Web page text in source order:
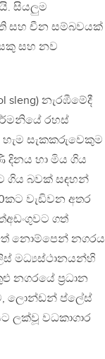
සියලුම
සහ චීන සම්බවයක්
සහ නව
නැරඹීමේදී
රහස්
සැකකරුවෙකුම
හා මිය ගිය
ගිය බවක් සඳහන්
වැඩිවන අතර
ගත්
නොම්පෙන් නගරය
මධ්‍යස්ථානයන්හි
නගරයේ ප්‍රධාන
ලොන්ඩන් ප්ලේස්
ලක්වූ වධකාගාර